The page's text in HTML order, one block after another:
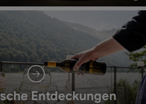
Entdeckungen